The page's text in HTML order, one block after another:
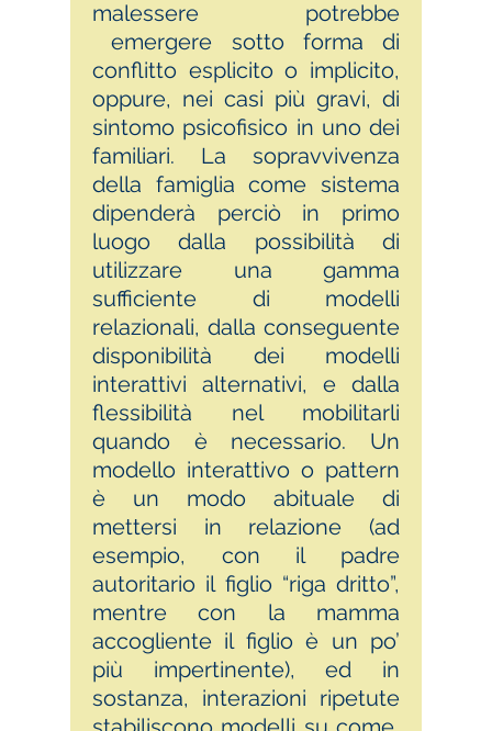
malessere potrebbe
emergere sotto forma di
conflitto esplicito o implicito,
oppure, nei casi più gravi, di
sintomo psicofisico in uno dei
familiari. La sopravvivenza
della famiglia come sistema
dipenderà perciò in primo
luogo dalla possibilità di
utilizzare una gamma
sufficiente di modelli
relazionali, dalla conseguente
disponibilità dei modelli
interattivi alternativi, e dalla
flessibilità nel mobilitarli
quando è necessario. Un
modello interattivo o pattern
è un modo abituale di
mettersi in relazione (ad
esempio, con il padre
autoritario il figlio “riga dritto”,
mentre con la mamma
accogliente il figlio è un po’
più impertinente), ed in
sostanza, interazioni ripetute